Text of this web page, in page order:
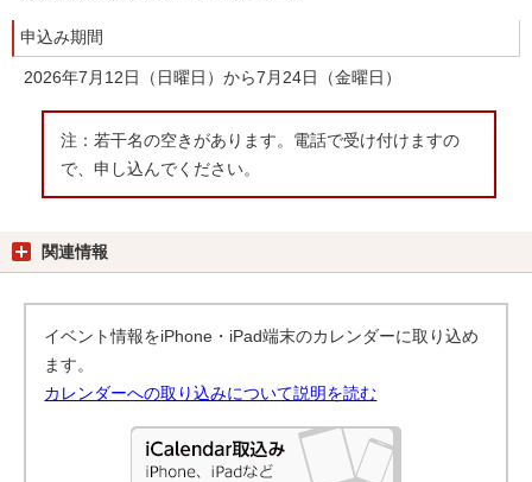
申込み期間
2026年7月12日（日曜日）から7月24日（金曜日）
注：若干名の空きがあります。電話で受け付けますの
で、申し込んでください。
関連情報
イベント情報をiPhone・iPad端末のカレンダーに取り込め
ます。
カレンダーへの取り込みについて説明を読む